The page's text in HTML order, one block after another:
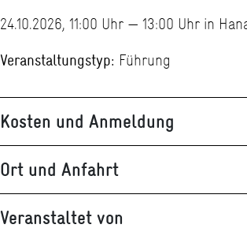
24.10.2026, 11:00 Uhr — 13:00 Uhr in
Veranstaltungstyp: Führung
Kosten und Anmeldung
Ort und Anfahrt
Veranstaltet von